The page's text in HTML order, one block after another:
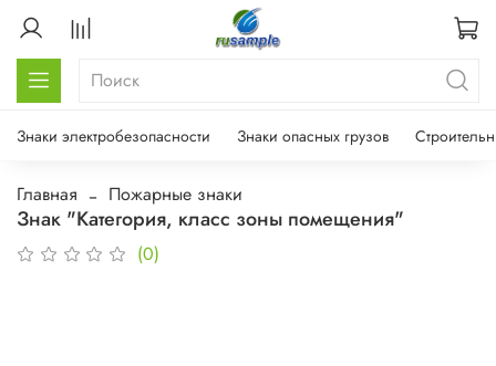
Знаки электробезопасности Знаки опасных грузов
Главная Пожарные знаки
Знак "Категория, класс зоны помещения"
(0)